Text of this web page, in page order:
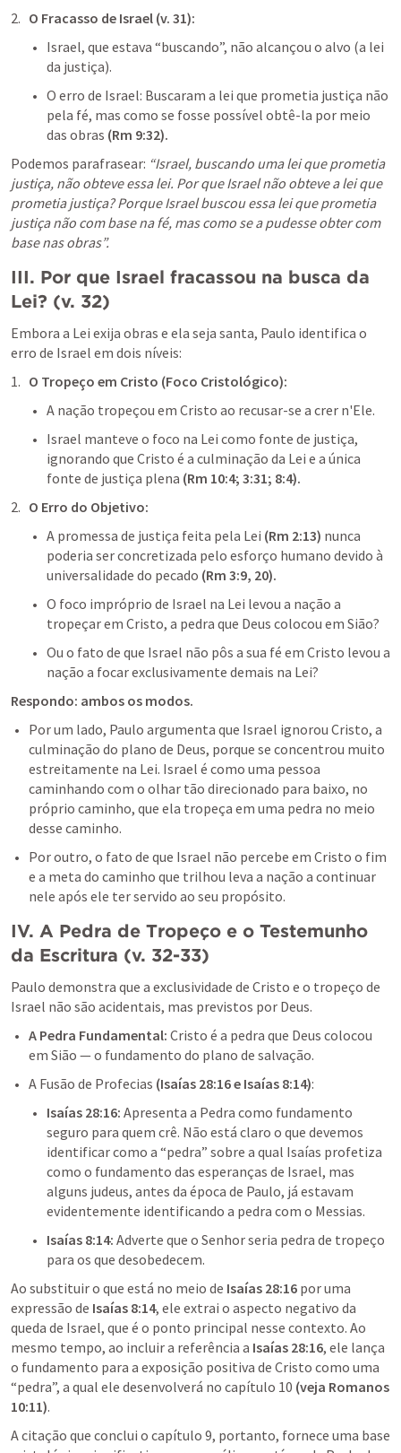
O Fracasso de Israel (v. 31):
Israel, que estava “buscando”, não alcançou o alvo (a lei
da justiça).
O erro de Israel: Buscaram a lei que prometia justiça não
pela fé, mas como se fosse possível obtê-la por meio
das obras (Rm 9:32).
Podemos parafrasear: “Israel, buscando uma lei que prometia
justiça, não obteve essa lei. Por que Israel não obteve a lei que
prometia justiça? Porque Israel buscou essa lei que prometia
justiça não com base na fé, mas como se a pudesse obter com
base nas obras”.
III. Por que Israel fracassou na busca da
Lei? (v. 32)
Embora a Lei exija obras e ela seja santa, Paulo identifica o
erro de Israel em dois níveis:
O Tropeço em Cristo (Foco Cristológico):
A nação tropeçou em Cristo ao recusar-se a crer n'Ele.
Israel manteve o foco na Lei como fonte de justiça,
ignorando que Cristo é a culminação da Lei e a única
fonte de justiça plena (Rm 10:4; 3:31; 8:4).
O Erro do Objetivo:
A promessa de justiça feita pela Lei (Rm 2:13) nunca
poderia ser concretizada pelo esforço humano devido à
universalidade do pecado (Rm 3:9, 20).
O foco impróprio de Israel na Lei levou a nação a
tropeçar em Cristo, a pedra que Deus colocou em Sião?
Ou o fato de que Israel não pôs a sua fé em Cristo levou a
nação a focar exclusivamente demais na Lei?
Respondo: ambos os modos.
Por um lado, Paulo argumenta que Israel ignorou Cristo, a
culminação do plano de Deus, porque se concentrou muito
estreitamente na Lei. Israel é como uma pessoa
caminhando com o olhar tão direcionado para baixo, no
próprio caminho, que ela tropeça em uma pedra no meio
desse caminho.
Por outro, o fato de que Israel não percebe em Cristo o fim
e a meta do caminho que trilhou leva a nação a continuar
nele após ele ter servido ao seu propósito.
IV. A Pedra de Tropeço e o Testemunho
da Escritura (v. 32-33)
Paulo demonstra que a exclusividade de Cristo e o tropeço de
Israel não são acidentais, mas previstos por Deus.
A Pedra Fundamental: Cristo é a pedra que Deus colocou
em Sião — o fundamento do plano de salvação.
A Fusão de Profecias (Isaías 28:16 e Isaías 8:14):
Isaías 28:16: Apresenta a Pedra como fundamento
seguro para quem crê. Não está claro o que devemos
identificar como a “pedra” sobre a qual Isaías profetiza
como o fundamento das esperanças de Israel, mas
alguns judeus, antes da época de Paulo, já estavam
evidentemente identificando a pedra com o Messias.
Isaías 8:14: Adverte que o Senhor seria pedra de tropeço
para os que desobedecem.
Ao substituir o que está no meio de Isaías 28:16 por uma
expressão de Isaías 8:14, ele extrai o aspecto negativo da
queda de Israel, que é o ponto principal nesse contexto. Ao
mesmo tempo, ao incluir a referência a Isaías 28:16, ele lança
o fundamento para a exposição positiva de Cristo como uma
“pedra”, a qual ele desenvolverá no capítulo 10 (veja Romanos
10:11).
A citação que conclui o capítulo 9, portanto, fornece uma base